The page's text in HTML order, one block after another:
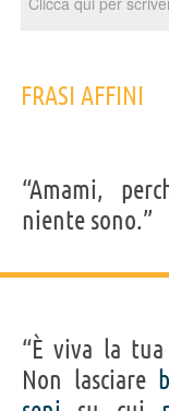
FRASI AFFINI
“Amami,
niente sono.”
“È viva la tua
Non lasciare